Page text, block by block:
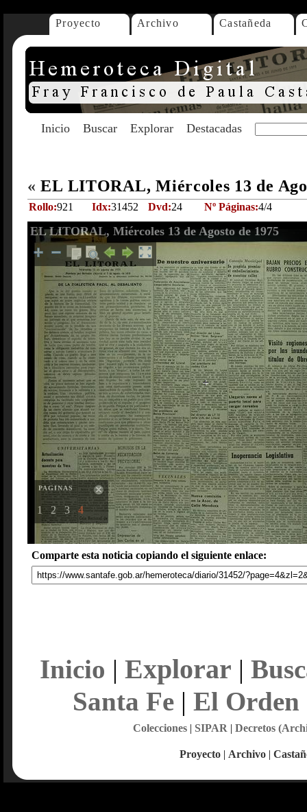
Proyecto Archivo Castañeda
Inicio Buscar Explorar Destacadas
« EL LITORAL, Miércoles 13 de
Rollo:921 Idx:31452 Dvd:24 Nº Páginas:4/4
EL LITORAL, Miércoles 13 de Agosto de 1975
PAGINAS
1 2 3 4
Comparte esta noticia copiando el siguiente enlace:
Inicio | Explorar |
Santa Fe| El Orden
Colecciones| SIPAR | Decretos
Proyecto | Archivo |